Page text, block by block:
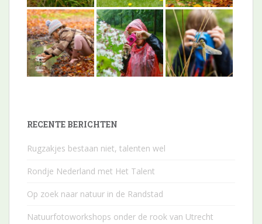
RECENTE BERICHTEN
Rugzakjes bestaan niet, talenten wel
Rondje Nederland met Het Talent
Op zoek naar natuur in de Randstad
Natuurfotoworkshops onder de rook van Utrecht